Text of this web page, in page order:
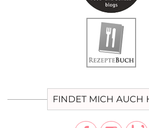
FINDET MICH AUCH